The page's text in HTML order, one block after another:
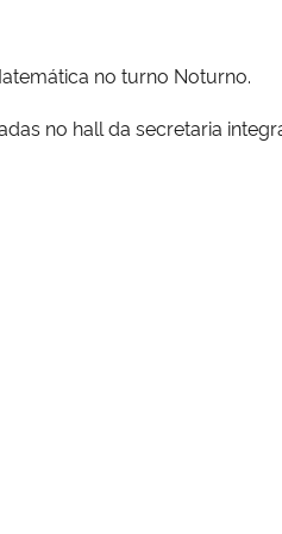
no turno Noturno.
no hall da secretaria